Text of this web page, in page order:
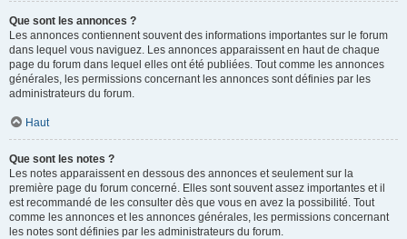
Que sont les annonces ?
Les annonces contiennent souvent des informations importantes sur le forum
dans lequel vous naviguez. Les annonces apparaissent en haut de chaque
page du forum dans lequel elles ont été publiées. Tout comme les annonces
générales, les permissions concernant les annonces sont définies par les
administrateurs du forum.
Haut
Que sont les notes ?
Les notes apparaissent en dessous des annonces et seulement sur la
première page du forum concerné. Elles sont souvent assez importantes et il
est recommandé de les consulter dès que vous en avez la possibilité. Tout
comme les annonces et les annonces générales, les permissions concernant
les notes sont définies par les administrateurs du forum.